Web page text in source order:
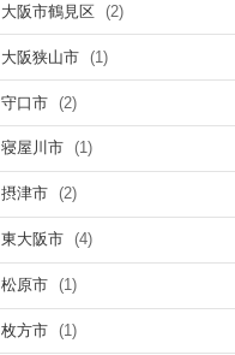
大阪市鶴見区 (2)
大阪狭山市 (1)
守口市 (2)
寝屋川市 (1)
摂津市 (2)
東大阪市 (4)
松原市 (1)
枚方市 (1)